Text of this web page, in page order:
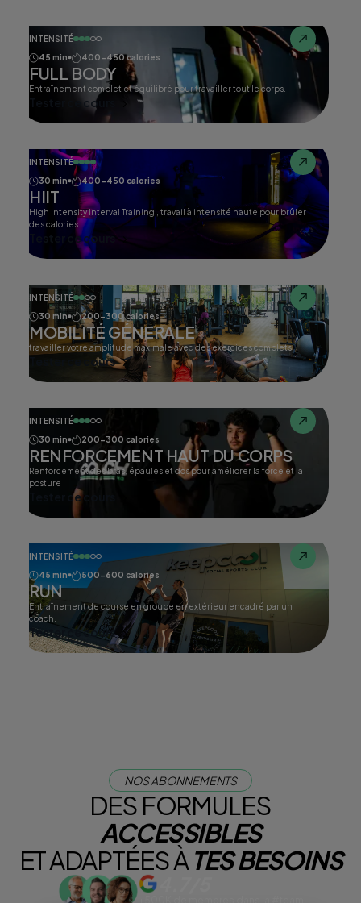
INTENSITÉ
45 min
400-450 calories
FULL BODY
Entraînement complet et équilibré pour travailler tout le corps.
Tester ce cours
INTENSITÉ
30 min
400-450 calories
HIIT
High Intensity Interval Training , travail à intensité haute pour brûler
des calories.
Tester ce cours
INTENSITÉ
30 min
200-300 calories
MOBILITÉ GÉNERALE
travailler votre amplitude maximale avec des exercices complets.
Tester ce cours
INTENSITÉ
30 min
200-300 calories
RENFORCEMENT HAUT DU CORPS
Renforcement des bras, épaules et dos pour améliorer la force et la
posture
Tester ce cours
INTENSITÉ
45 min
500-600 calories
RUN
Entraînement de course en groupe en extérieur encadré par un
coach.
Tester ce cours
NOS ABONNEMENTS
DES FORMULES
ACCESSIBLES
ET ADAPTÉES ÀTES BESOINS